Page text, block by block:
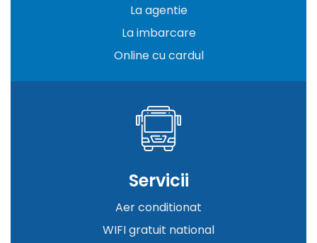
La agentie
La imbarcare
Online cu cardul
Servicii
Aer conditionat
WIFI gratuit national